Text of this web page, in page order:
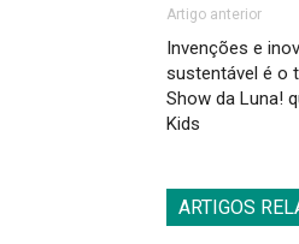
Artigo anterior
Invenções e
sustentável é o
Show da Luna!
Kids
ARTIGOS